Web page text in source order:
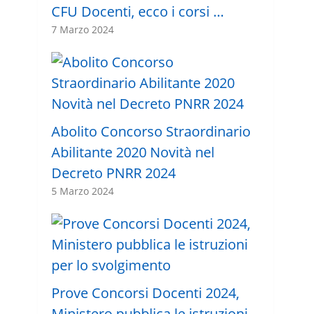
CFU Docenti, ecco i corsi …
7 Marzo 2024
Abolito Concorso Straordinario
Abilitante 2020 Novità nel
Decreto PNRR 2024
5 Marzo 2024
Prove Concorsi Docenti 2024,